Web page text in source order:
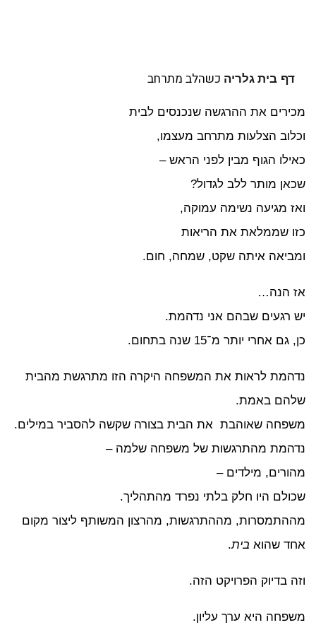
דף בית גלריה כשהלב מתרחב
את ההרגשה שנכנסים לבית
הצלעות מתרחב מעצמו,
הגוף מבין לפני הראש –
מותר ללב לגדול?
מגיעה נשימה עמוקה,
שממלאת את הריאות
איתה שקט, שמחה, חום.
הנה…
רגעים שבהם אני נדהמת.
גם אחרי יותר מ־15 שנה בתחום.
לראות את המשפחה היקרה הזו מתרגשת מהבית
באמת.
שאוהבת את הבית בצורה שקשה להסביר במילים.
מהתרגשות של משפחה שלמה –
מילדים –
היו חלק בלתי נפרד מהתהליך.
מההתרגשות, מהרצון המשותף ליצור מקום
שהואבית .
בדיוק הפרויקט הזה.
היא ערך עליון.